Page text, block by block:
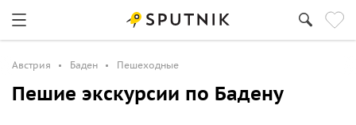
Австрия Баден Пешеходные
Пешие экскурсии по Бадену